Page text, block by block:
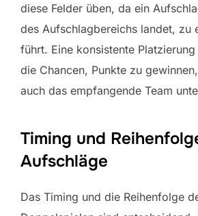
diese Felder üben, da ein
des Aufschlagbereichs landet, zu
führt. Eine konsistente
die Chancen, Punkte zu
auch das empfangende Team
Timing und
Aufschläge
Das Timing und die Reihenfolge